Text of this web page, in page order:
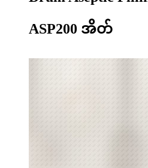
ASP200 အိတ်